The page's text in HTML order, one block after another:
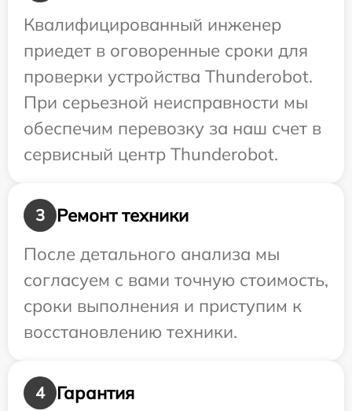
Квалифицированный инженер
приедет в оговоренные сроки для
проверки устройства Thunderobot.
При серьезной неисправности мы
обеспечим перевозку за наш счет в
сервисный центр Thunderobot.
3
Ремонт техники
После детального анализа мы
согласуем с вами точную стоимость,
сроки выполнения и приступим к
восстановлению техники.
4
Гарантия